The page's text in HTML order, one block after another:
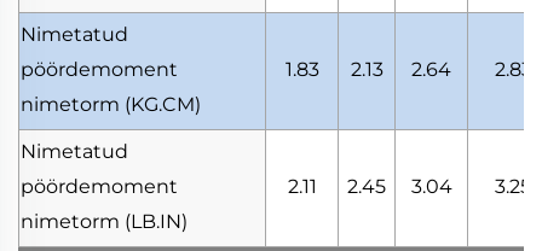
Nimetatud
pöördemoment
nimetorm (KG.CM)
1.83 2.13 2.64 2.83
Nimetatud
pöördemoment
nimetorm (LB.IN)
2.11 2.45 3.04 3.25